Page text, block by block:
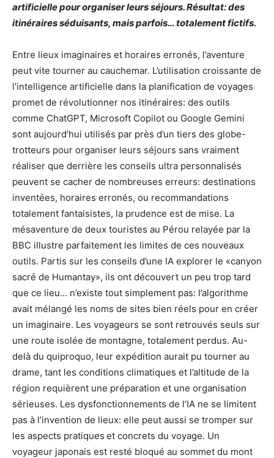
artificielle pour organiser leurs séjours. Résultat: des
itinéraires séduisants, mais parfois… totalement fictifs.
Entre lieux imaginaires et horaires erronés, l’aventure
peut vite tourner au cauchemar. L’utilisation croissante de
l’intelligence artificielle dans la planification de voyages
promet de révolutionner nos itinéraires: des outils
comme ChatGPT, Microsoft Copilot ou Google Gemini
sont aujourd’hui utilisés par près d’un tiers des globe-
trotteurs pour organiser leurs séjours sans vraiment
réaliser que derrière les conseils ultra personnalisés
peuvent se cacher de nombreuses erreurs: destinations
inventées, horaires erronés, ou recommandations
totalement fantaisistes, la prudence est de mise. La
mésaventure de deux touristes au Pérou relayée par la
BBC illustre parfaitement les limites de ces nouveaux
outils. Partis sur les conseils d’une IA explorer le «canyon
sacré de Humantay», ils ont découvert un peu trop tard
que ce lieu… n’existe tout simplement pas: l’algorithme
avait mélangé les noms de sites bien réels pour en créer
un imaginaire. Les voyageurs se sont retrouvés seuls sur
une route isolée de montagne, totalement perdus. Au-
delà du quiproquo, leur expédition aurait pu tourner au
drame, tant les conditions climatiques et l’altitude de la
région requièrent une préparation et une organisation
sérieuses. Les dysfonctionnements de l’IA ne se limitent
pas à l’invention de lieux: elle peut aussi se tromper sur
les aspects pratiques et concrets du voyage. Un
voyageur japonais est resté bloqué au sommet du mont